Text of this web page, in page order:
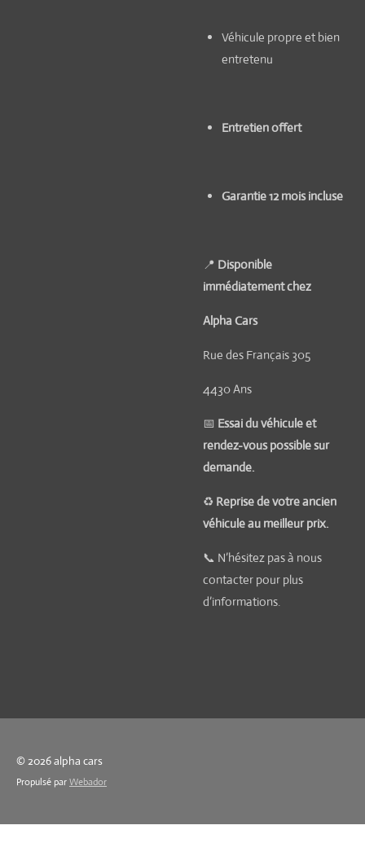
Véhicule propre et bien
entretenu
Entretien offert
Garantie 12 mois incluse
📍 Disponible
immédiatement chez
Alpha Cars
Rue des Français 305
4430 Ans
📅 Essai du véhicule et
rendez-vous possible sur
demande.
♻️ Reprise de votre ancien
véhicule au meilleur prix.
📞 N’hésitez pas à nous
contacter pour plus
d’informations.
© 2026 alpha cars
Propulsé parWebador